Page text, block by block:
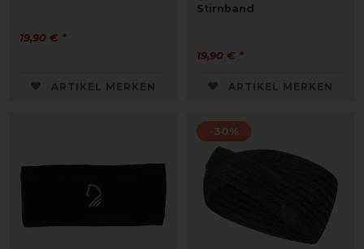
19,90 € *
ARTIKEL MERKEN
Stirnband
19,90 € *
ARTIKEL MERKEN
-30%